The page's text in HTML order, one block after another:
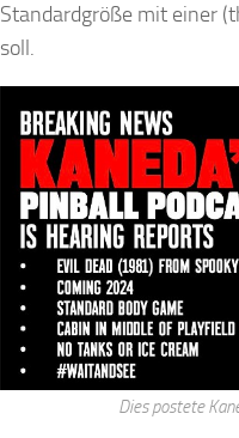
Standardgröße mit einer
soll.
Dies postete